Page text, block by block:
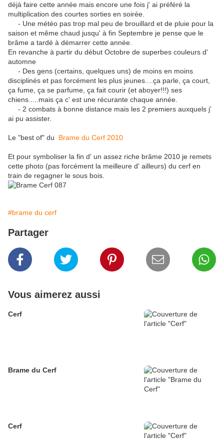
déjà faire cette année mais encore une fois j' ai préféré la
multiplication des courtes sorties en soirée.
- Une météo pas trop mal peu de brouillard et de pluie pour la
saison et même chaud jusqu' à fin Septembre je pense que le
brâme a tardé à démarrer cette année.
En revanche à partir du début Octobre de superbes couleurs d'
automne
- Des gens (certains, quelques uns) de moins en moins
disciplinés et pas forcément les plus jeunes....ça parle, ça court,
ça fume, ça se parfume, ça fait courir (et aboyer!!!) ses
chiens.....mais ça c' est une récurante chaque année.
- 2 combats à bonne distance mais les 2 premiers auxquels j'
ai pu assister.
Le "best of" du Brame du Cerf 2010
Et pour symboliser la fin d' un assez riche brâme 2010 je remets
cette photo (pas forcément la meilleure d' ailleurs) du cerf en
train de regagner le sous bois.
#brame du cerf
Partager
Vous aimerez aussi
Cerf
Brame du Cerf
Cerf